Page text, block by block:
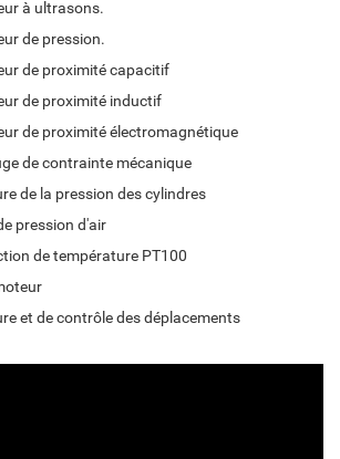
à ultrasons.
de pression.
de proximité capacitif
de proximité inductif
de proximité électromagnétique
de contrainte mécanique
de la pression des cylindres
pression d'air
de température PT100
et de contrôle des déplacements